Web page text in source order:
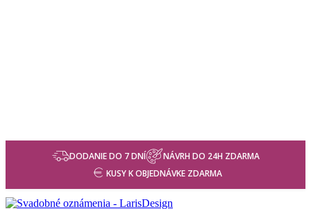
DODANIE DO 7 DNÍ
NÁVRH DO 24H ZDARMA
KUSY K OBJEDNÁVKE ZDARMA